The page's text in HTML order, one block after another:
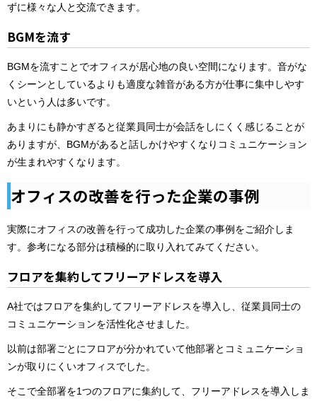
ずに様々な人と交流できます。
BGMを流す
BGMを流すことでオフィスが居心地の良い空間になります。音がな
くシーンとしているよりも適度な雑音がある方が仕事に集中しやす
いという人は多いです。
あまりにも静かすぎると従業員同士が会話をしにくく感じることが
ありますが、BGMがあると話しかけやすくなりコミュニケーション
が生まれやすくなります。
オフィスの改善を行った企業の事例
実際にオフィスの改善を行って成功した企業の事例をご紹介しま
す。参考になる部分は積極的に取り入れてみてください。
フロアを集約してフリーアドレスを導入
A社ではフロアを集約してフリーアドレスを導入し、従業員同士の
コミュニケーションを活性化させました。
以前は部署ごとにフロアが分かれていて他部署とコミュニケーショ
ンが取りにくいオフィスでした。
そこで全部署を1つのフロアに集約して、フリーアドレスを導入しま